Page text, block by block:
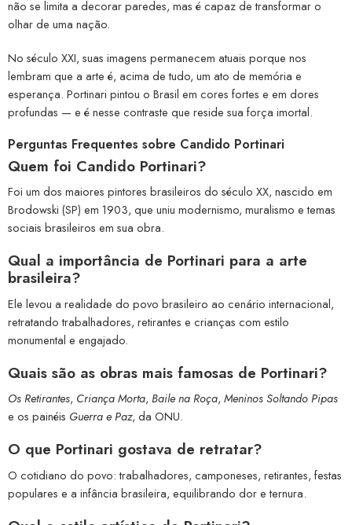
não se limita a decorar paredes, mas é capaz de transformar o
olhar de uma nação.
No século XXI, suas imagens permanecem atuais porque nos
lembram que a arte é, acima de tudo, um ato de memória e
esperança. Portinari pintou o Brasil em cores fortes e em dores
profundas — e é nesse contraste que reside sua força imortal.
Perguntas Frequentes sobre Candido Portinari
Quem foi Candido Portinari?
Foi um dos maiores pintores brasileiros do século XX, nascido em
Brodowski (SP) em 1903, que uniu modernismo, muralismo e temas
sociais brasileiros em sua obra.
Qual a importância de Portinari para a arte
brasileira?
Ele levou a realidade do povo brasileiro ao cenário internacional,
retratando trabalhadores, retirantes e crianças com estilo
monumental e engajado.
Quais são as obras mais famosas de Portinari?
Os Retirantes, Criança Morta, Baile na Roça, Meninos Soltando Pipas
e os painéis Guerra e Paz, da ONU.
O que Portinari gostava de retratar?
O cotidiano do povo: trabalhadores, camponeses, retirantes, festas
populares e a infância brasileira, equilibrando dor e ternura.